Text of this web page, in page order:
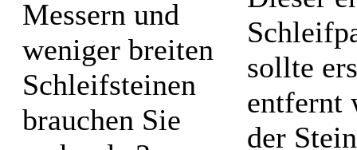
Messern und
weniger breiten
Schleifsteinen
brauchen Sie
sollte
entfernt
der